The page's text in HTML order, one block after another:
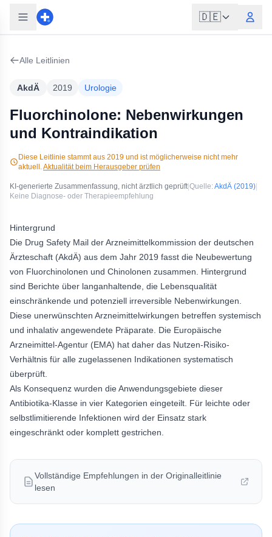
🇩🇪
Alle Leitlinien
AkdÄ 2019 Urologie
Fluorchinolone: Nebenwirkungen
und Kontraindikation
Diese Leitlinie stammt aus 2019 und ist möglicherweise nicht mehr
aktuell.Aktualität beim Herausgeber prüfen
KI-generierte Zusammenfassung, nicht ärztlich geprüft|Quelle: AkdÄ (2019)
Keine Diagnose- oder Therapieempfehlung
Hintergrund
Die Drug Safety Mail der Arzneimittelkommission der deutschen
Ärzteschaft (AkdÄ) aus dem Jahr 2019 fasst die Neubewertung
von Fluorchinolonen und Chinolonen zusammen. Hintergrund
sind Berichte über langanhaltende, die Lebensqualität
einschränkende und potenziell irreversible Nebenwirkungen.
Diese unerwünschten Arzneimittelwirkungen betreffen systemisch
und inhalativ angewendete Präparate. Die Europäische
Arzneimittel-Agentur (EMA) hat daher das Nutzen-Risiko-
Verhältnis für alle zugelassenen Indikationen systematisch
überprüft.
Als Konsequenz wurden die Anwendungsgebiete dieser
Antibiotika-Klasse in vier Kategorien eingeteilt. Für leichte oder
selbstlimitierende Infektionen wird der Einsatz stark
eingeschränkt oder komplett gestrichen.
Vollständige Empfehlungen in der Originalleitlinie
lesen